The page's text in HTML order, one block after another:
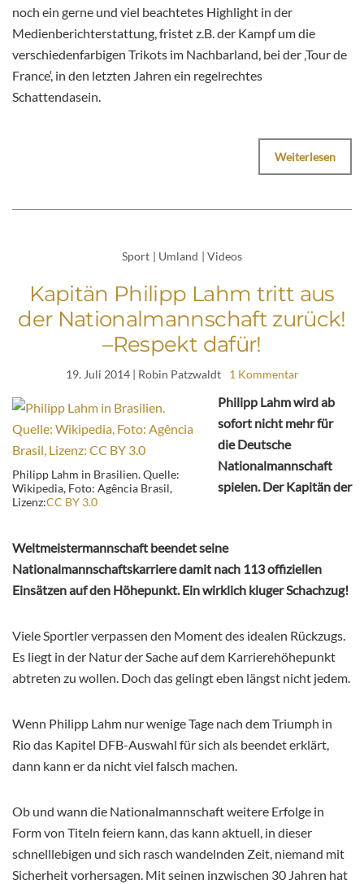
noch ein gerne und viel beachtetes Highlight in der
Medienberichterstattung, fristet z.B. der Kampf um die
verschiedenfarbigen Trikots im Nachbarland, bei der ‚Tour de
France‘, in den letzten Jahren ein regelrechtes
Schattendasein.
Weiterlesen
Sport | Umland | Videos
Kapitän Philipp Lahm tritt aus
der Nationalmannschaft zurück!
–Respekt dafür!
19. Juli 2014| Robin Patzwaldt 1 Kommentar
Philipp Lahm in Brasilien. Quelle:
Wikipedia, Foto: Agência Brasil,
Lizenz:CC BY 3.0
Philipp Lahm wird ab
sofort nicht mehr für
die Deutsche
Nationalmannschaft
spielen. Der Kapitän der
Weltmeistermannschaft beendet seine
Nationalmannschaftskarriere damit nach 113 offiziellen
Einsätzen auf den Höhepunkt. Ein wirklich kluger Schachzug!
Viele Sportler verpassen den Moment des idealen Rückzugs.
Es liegt in der Natur der Sache auf dem Karrierehöhepunkt
abtreten zu wollen. Doch das gelingt eben längst nicht jedem.
Wenn Philipp Lahm nur wenige Tage nach dem Triumph in
Rio das Kapitel DFB-Auswahl für sich als beendet erklärt,
dann kann er da nicht viel falsch machen.
Ob und wann die Nationalmannschaft weitere Erfolge in
Form von Titeln feiern kann, das kann aktuell, in dieser
schnelllebigen und sich rasch wandelnden Zeit, niemand mit
Sicherheit vorhersagen. Mit seinen inzwischen 30 Jahren hat